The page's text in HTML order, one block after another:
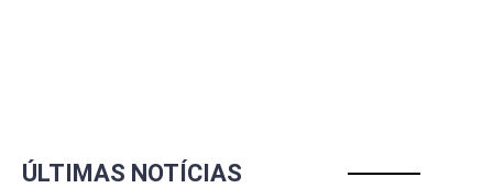
ÚLTIMAS NOTÍCIAS